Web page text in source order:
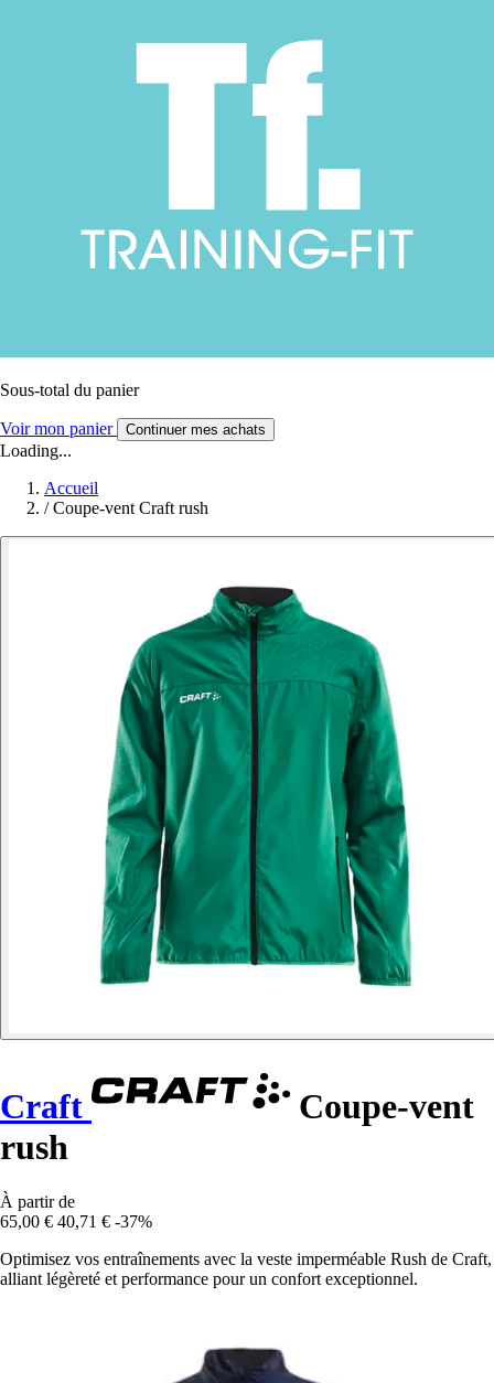
Sous-total du panier
Voir mon panier Continuer mes achats
Loading...
Accueil
/ Coupe-vent Craft rush
Craft
Coupe-vent
rush
À partir de
65,00 € 40,71 € -37%
Optimisez vos entraînements avec la veste imperméable Rush de Craft,
alliant légèreté et performance pour un confort exceptionnel.